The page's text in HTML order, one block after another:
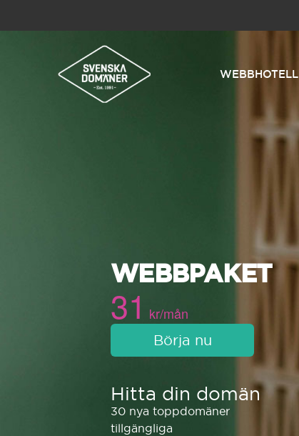
WEBBHOTELL
WEBBPAKET
31 kr/mån
Börja nu
Hitta din domän
30 nya toppdomäner
tillgängliga